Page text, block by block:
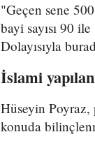
"Geçen sene
bayi sayısı 90
Dolayısıyla
İslami
Hüseyin Poyraz,
konuda